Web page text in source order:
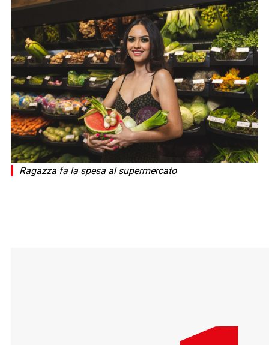
Ragazza fa la spesa al supermercato